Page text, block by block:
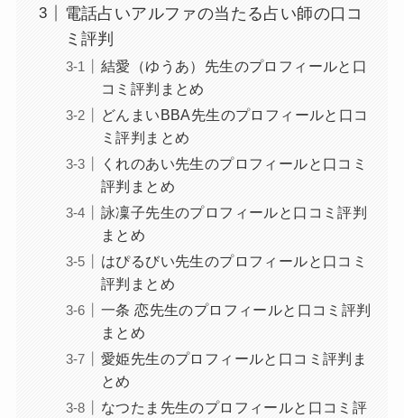
電話占いアルファの当たる占い師の口コ
ミ評判
結愛（ゆうあ）先生のプロフィールと口
コミ評判まとめ
どんまいBBA先生のプロフィールと口コ
ミ評判まとめ
くれのあい先生のプロフィールと口コミ
評判まとめ
詠凜子先生のプロフィールと口コミ評判
まとめ
はぴるびい先生のプロフィールと口コミ
評判まとめ
一条 恋先生のプロフィールと口コミ評判
まとめ
愛姫先生のプロフィールと口コミ評判ま
とめ
なつたま先生のプロフィールと口コミ評